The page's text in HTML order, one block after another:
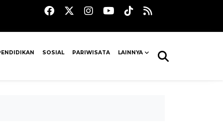
SOSIAL PARIWISATA LAINNYA